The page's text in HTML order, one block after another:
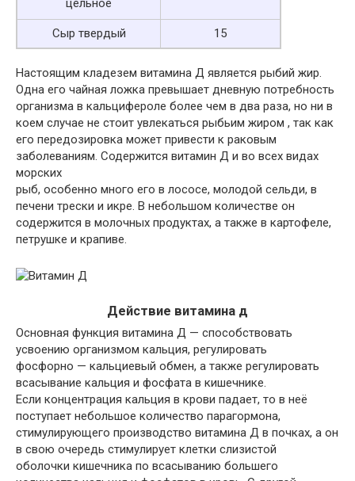
цельное
Сыр твердый 15
Настоящим кладезем витамина Д является рыбий жир.
Одна его чайная ложка превышает дневную потребность
организма в кальцифероле более чем в два раза, но ни в
коем случае не стоит увлекаться рыбьим жиром , так как
его передозировка может привести к раковым
заболеваниям. Содержится витамин Д и во всех видах
морских
рыб, особенно много его в лососе, молодой сельди, в
печени трески и икре. В небольшом количестве он
содержится в молочных продуктах, а также в картофеле,
петрушке и крапиве.
Действие витамина д
Основная функция витамина Д — способствовать
усвоению организмом кальция, регулировать
фосфорно — кальциевый обмен, а также регулировать
всасывание кальция и фосфата в кишечнике.
Если концентрация кальция в крови падает, то в неё
поступает небольшое количество парагормона,
стимулирующего производство витамина Д в почках, а он
в свою очередь стимулирует клетки слизистой
оболочки кишечника по всасыванию большего